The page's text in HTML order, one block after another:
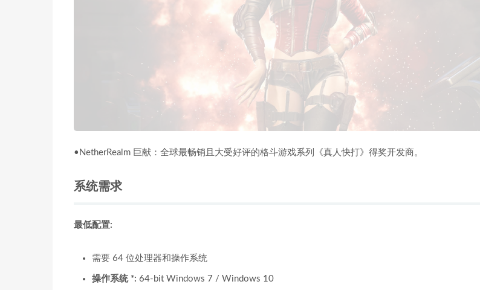
•NetherRealm 巨献：全球最畅销且大受好评的格斗游戏系列《真人快打》得奖开发商。
系统需求
最低配置:
需要 64 位处理器和操作系统
操作系统 *: 64-bit Windows 7 / Windows 10